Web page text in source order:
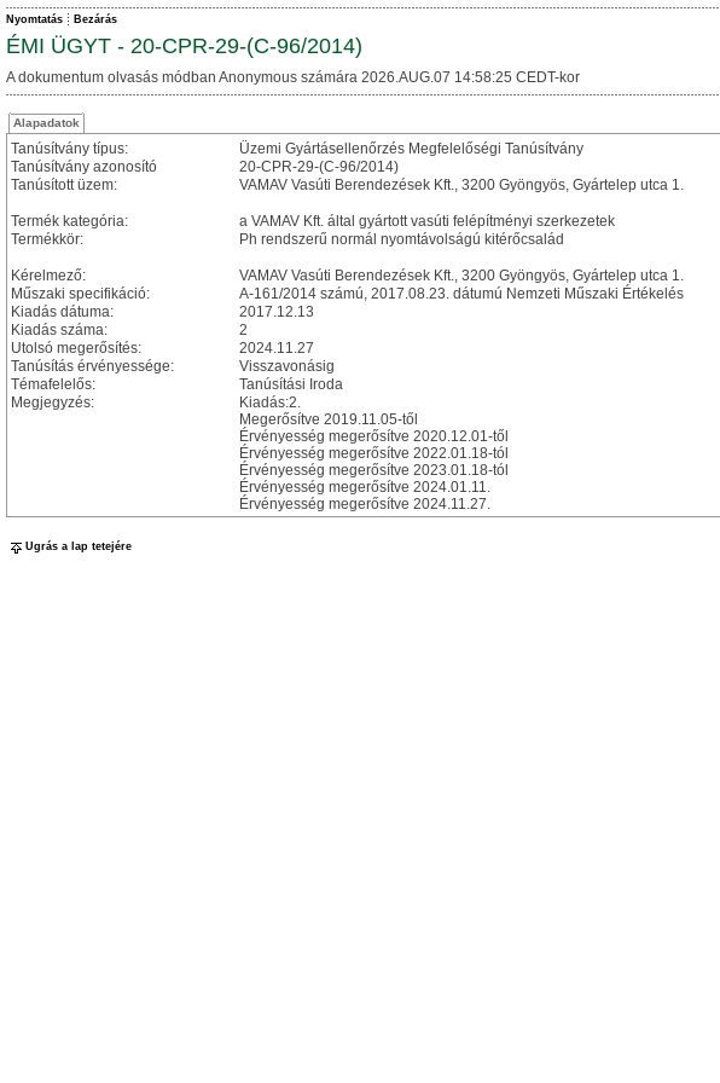
Nyomtatás Bezárás
ÉMI ÜGYT - 20-CPR-29-(C-96/2014)
A dokumentum olvasás módban Anonymous számára 2026.AUG.07 14:58:25 CEDT-kor
Alapadatok
Tanúsítvány típus:
Üzemi Gyártásellenőrzés Megfelelőségi Tanúsítvány
Tanúsítvány azonosító
20-CPR-29-(C-96/2014)
Tanúsított üzem:
VAMAV Vasúti Berendezések Kft., 3200 Gyöngyös, Gyártelep utca 1.
Termék kategória:
a VAMAV Kft. által gyártott vasúti felépítményi szerkezetek
Termékkör:
Ph rendszerű normál nyomtávolságú kitérőcsalád
Kérelmező:
VAMAV Vasúti Berendezések Kft., 3200 Gyöngyös, Gyártelep utca 1.
Műszaki specifikáció:
A-161/2014 számú, 2017.08.23. dátumú Nemzeti Műszaki Értékelés
Kiadás dátuma:
2017.12.13
Kiadás száma:
2
Utolsó megerősítés:
2024.11.27
Tanúsítás érvényessége:
Visszavonásig
Témafelelős:
Tanúsítási Iroda
Megjegyzés:
Kiadás:2.
Megerősítve 2019.11.05-től
Érvényesség megerősítve 2020.12.01-től
Érvényesség megerősítve 2022.01.18-tól
Érvényesség megerősítve 2023.01.18-tól
Érvényesség megerősítve 2024.01.11.
Érvényesség megerősítve 2024.11.27.
Ugrás a lap tetejére